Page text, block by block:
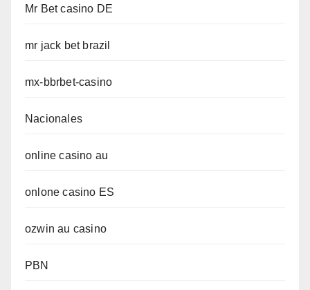
Mr Bet casino DE
mr jack bet brazil
mx-bbrbet-casino
Nacionales
online casino au
onlone casino ES
ozwin au casino
PBN